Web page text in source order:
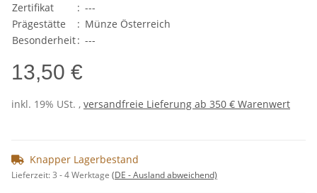
Zertifikat
: ---
Prägestätte
: Münze Österreich
Besonderheit: ---
13,50 €
inkl. 19% USt. , versandfreie Lieferung ab 350 € Warenwert
Knapper Lagerbestand
Lieferzeit:3 - 4 Werktage (DE - Ausland abweichend)